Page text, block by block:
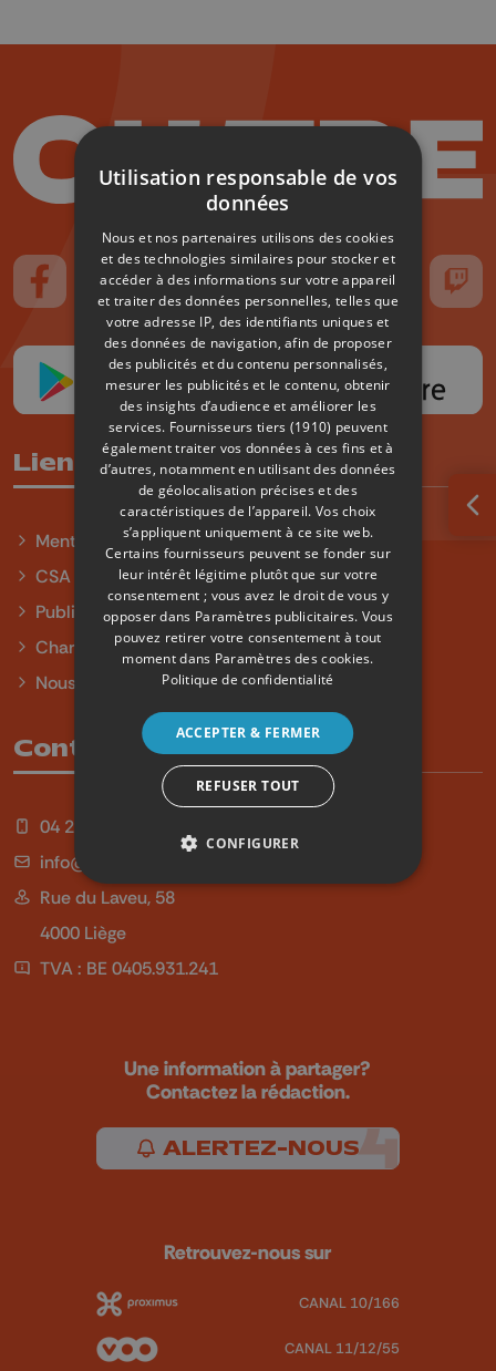
Suivez-nous sur FaceBook
Suivez-nous sur Instagram
Suivez-nous sur TikTokSuivez-nous sur YouTube
Suivez-nous
Liens utiles
Mentions légales
CSA
Publicité
Charte sur l'égalité et la diversité
Nous contacter
Contact
04 254 99 99
info@qu4tre.be
Rue du Laveu, 58
4000 Liège
TVA : BE 0405.931.241
Une information à partager?
Contactez la rédaction.
ALERTEZ-NOUS
Retrouvez-nous sur
CANAL 10/166
CANAL 11/12/55
Utilisation responsable de vos
données
Nous et nos partenaires utilisons des cookies
et des technologies similaires pour stocker et
accéder à des informations sur votre appareil
et traiter des données personnelles, telles que
votre adresse IP, des identifiants uniques et
des données de navigation, afin de proposer
des publicités et du contenu personnalisés,
mesurer les publicités et le contenu, obtenir
des insights d’audience et améliorer les
services. Fournisseurs tiers (1910) peuvent
également traiter vos données à ces fins et à
d’autres, notamment en utilisant des données
de géolocalisation précises et des
caractéristiques de l’appareil. Vos choix
s’appliquent uniquement à ce site web.
Certains fournisseurs peuvent se fonder sur
leur intérêt légitime plutôt que sur votre
consentement ; vous avez le droit de vous y
opposer dans Paramètres publicitaires. Vous
pouvez retirer votre consentement à tout
moment dans Paramètres des cookies.
Politique de confidentialité
ACCEPTER & FERMER
REFUSER TOUT
CONFIGURER